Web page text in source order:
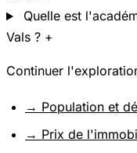
Quelle est
Vals ? +
Continuer
→ Population et
→ Prix de